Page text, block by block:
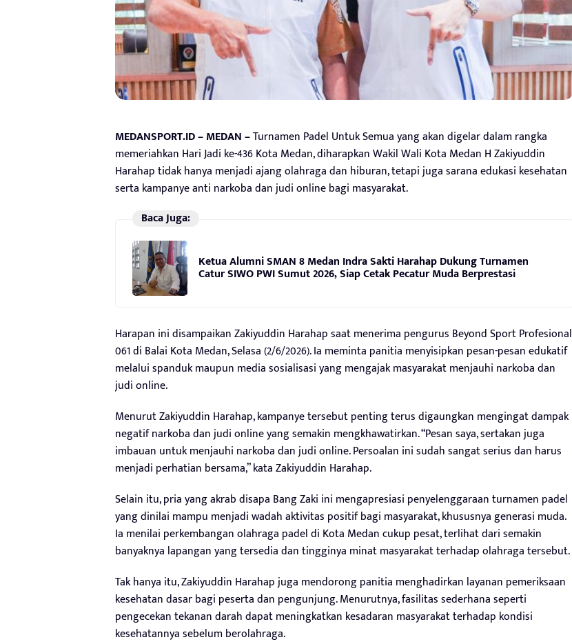
MEDANSPORT.ID – MEDAN –Turnamen Padel Untuk Semua yang akan digelar dalam rangka
memeriahkan Hari Jadi ke-436 Kota Medan, diharapkan Wakil Wali Kota Medan H Zakiyuddin
Harahap tidak hanya menjadi ajang olahraga dan hiburan, tetapi juga sarana edukasi kesehatan
serta kampanye anti narkoba dan judi online bagi masyarakat.
Baca Juga:
Ketua Alumni SMAN 8 Medan Indra Sakti Harahap Dukung Turnamen
Catur SIWO PWI Sumut 2026, Siap Cetak Pecatur Muda Berprestasi
Harapan ini disampaikan Zakiyuddin Harahap saat menerima pengurus Beyond Sport Profesional
061 di Balai Kota Medan, Selasa (2/6/2026). Ia meminta panitia menyisipkan pesan-pesan edukatif
melalui spanduk maupun media sosialisasi yang mengajak masyarakat menjauhi narkoba dan
judi online.
Menurut Zakiyuddin Harahap, kampanye tersebut penting terus digaungkan mengingat dampak
negatif narkoba dan judi online yang semakin mengkhawatirkan. “Pesan saya, sertakan juga
imbauan untuk menjauhi narkoba dan judi online. Persoalan ini sudah sangat serius dan harus
menjadi perhatian bersama,” kata Zakiyuddin Harahap.
Selain itu, pria yang akrab disapa Bang Zaki ini mengapresiasi penyelenggaraan turnamen padel
yang dinilai mampu menjadi wadah aktivitas positif bagi masyarakat, khususnya generasi muda.
Ia menilai perkembangan olahraga padel di Kota Medan cukup pesat, terlihat dari semakin
banyaknya lapangan yang tersedia dan tingginya minat masyarakat terhadap olahraga tersebut.
Tak hanya itu, Zakiyuddin Harahap juga mendorong panitia menghadirkan layanan pemeriksaan
kesehatan dasar bagi peserta dan pengunjung. Menurutnya, fasilitas sederhana seperti
pengecekan tekanan darah dapat meningkatkan kesadaran masyarakat terhadap kondisi
kesehatannya sebelum berolahraga.